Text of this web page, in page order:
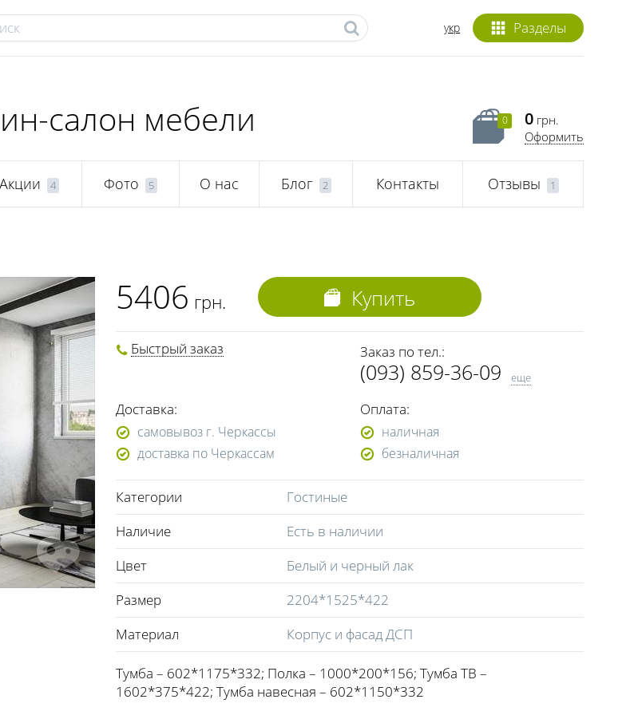
Разделы
укр
салон мебели 0 0 грн.
Оформить
Акции 4 Фото 5 О нас Блог 2 Контакты Отзывы 1
5406 грн. Купить
Быстрый заказ Заказ по тел.:
(093) 859-36-09
еще
Доставка:
самовывоз г. Черкассы
доставка по Черкассам
Оплата:
наличная
безналичная
Категории
Гостиные
Наличие
Есть в наличии
Цвет
Белый и черный лак
Размер
2204*1525*422
Материал
Корпус и фасад ДСП
Тумба – 602*1175*332; Полка – 1000*200*156; Тумба ТВ –
1602*375*422; Тумба навесная – 602*1150*332